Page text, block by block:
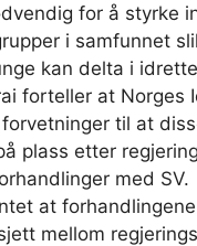
for å styrke
i samfunnet
kan delta i
forteller at Norges
til at
plass etter
med SV.
at
mellom